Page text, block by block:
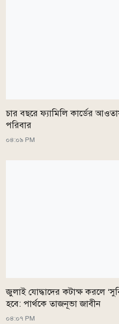
চার বছরে ফ্যামিলি কার্ডের
পরিবার
০৪:০৯ PM
জুলাই যোদ্ধাদের কটাক্ষ করলে
হবে: পার্থকে তাজনূভা জাবীন
০৪:০৭ PM